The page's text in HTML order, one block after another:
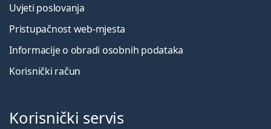
Uvjeti poslovanja
Pristupačnost web-mjesta
Informacije o obradi osobnih podataka
Korisnički račun
Korisnički servis